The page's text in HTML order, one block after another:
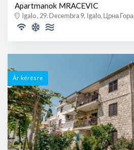
Apartmanok MRACEVIC
Igalo , 29. Decembra 9, Igalo, Црна Гора
Ár kérésre